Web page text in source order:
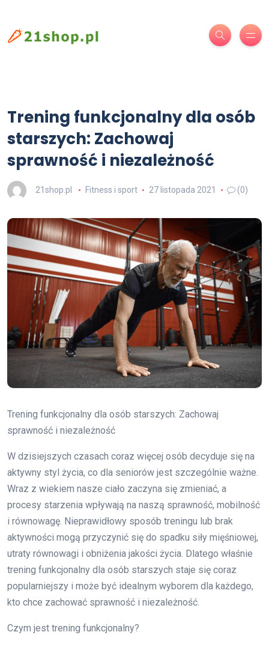
Trening funkcjonalny dla osób
starszych: Zachowaj
sprawność i niezależność
21shop.pl Fitness i sport 27 listopada 2021 (0)
Trening funkcjonalny dla osób starszych: Zachowaj
sprawność i niezależność
W dzisiejszych czasach coraz więcej osób decyduje się na
aktywny styl życia, co dla seniorów jest szczególnie ważne.
Wraz z wiekiem nasze ciało zaczyna się zmieniać, a
procesy starzenia wpływają na naszą sprawność, mobilność
i równowagę. Nieprawidłowy sposób treningu lub brak
aktywności mogą przyczynić się do spadku siły mięśniowej,
utraty równowagi i obniżenia jakości życia. Dlatego właśnie
trening funkcjonalny dla osób starszych staje się coraz
popularniejszy i może być idealnym wyborem dla każdego,
kto chce zachować sprawność i niezależność.
Czym jest trening funkcjonalny?